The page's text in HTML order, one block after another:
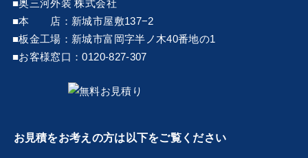
■奥三河外装 株式会社
■本 店：新城市屋敷137−2
■板金工場：新城市富岡字半ノ木40番地の1
■お客様窓口：0120-827-307
お見積をお考えの方は以下をご覧ください